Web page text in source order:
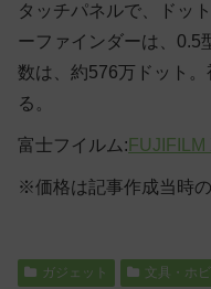
タッチパネルで、ドッ
ーファインダーは、0.5
数は、約576万ドット
る。
富士フイルム: FUJIFILM
※価格は記事作成当時の
ガジェット 文具・ホ